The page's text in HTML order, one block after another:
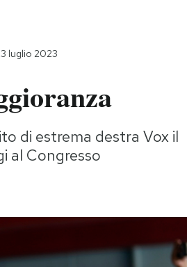
luglio 2023
di estrema destra Vox il
al Congresso